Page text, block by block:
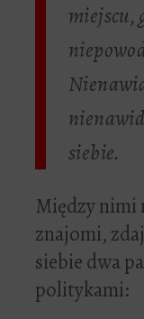
miejscu,
siebie.
Między nimi
znajomi,
siebie dwa
politykami: